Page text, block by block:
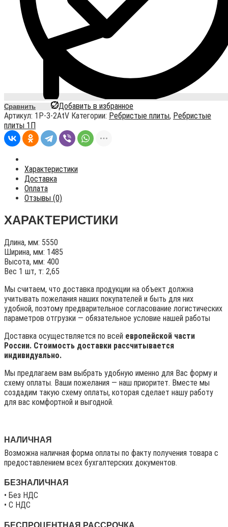
Сравнить
Добавить в избранное
Артикул: 1P-3-2AtV Категории: Ребристые плиты, Ребристые
плиты 1П
Характеристики
Доставка
Оплата
Отзывы (0)
ХАРАКТЕРИСТИКИ
Длина, мм: 5550
Ширина, мм: 1485
Высота, мм: 400
Вес 1 шт, т: 2,65
Мы считаем, что доставка продукции на объект должна
учитывать пожелания наших покупателей и быть для них
удобной, поэтому предварительное согласование логистических
параметров отгрузки — обязательное условие нашей работы
Доставка осуществляется по всей европейской части
России. Стоимость доставки рассчитывается
индивидуально.
Мы предлагаем вам выбрать удобную именно для Вас форму и
схему оплаты. Ваши пожелания — наш приоритет. Вместе мы
создадим такую схему оплаты, которая сделает нашу работу
для вас комфортной и выгодной.
НАЛИЧНАЯ
Возможна наличная форма оплаты по факту получения товара с
предоставлением всех бухгалтерских документов.
БЕЗНАЛИЧНАЯ
• Без НДС
• C НДС
БЕСПРОЦЕНТНАЯ РАССРОЧКА